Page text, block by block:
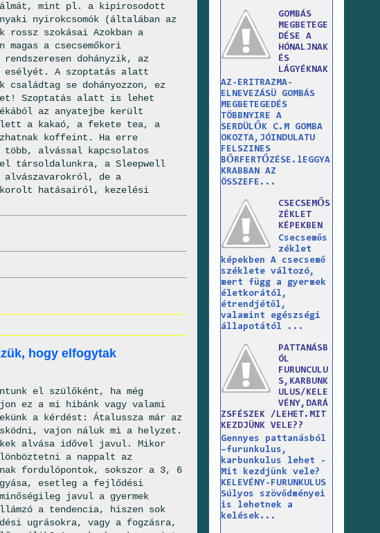
álmát, mint pl. a kipirosodott
nyirokcsomók (általában az
szokásai Azokban a
a csecsemőkori
dohányzik, az
esélyét. A szoptatás alatt
se dohányozzon, ez
Szoptatás alatt is lehet
az anyatejbe került
a kakaó, a fekete tea, a
koffeint. Ha erre
több, alvással kapcsolatos
társoldalunkra, a Sleepwell
alvászavarokról, de a
hatásairól, kezelési
hogy elfogytak
el szülőként, ha még
ez a mi hibánk vagy valami
a kérdést: Átalussza már az
vajon náluk mi a helyzet.
alvása idővel javul. Mikor
a nappalt az
fordulópontok, sokszor a 3, 6
esetleg a fejlődési
javul a gyermek
a tendencia, hiszen sok
ugrásokra, vagy a fogzásra,
GOMBÁS
MEGBETEGE
DÉSE A
HÓNALJNAK
ÉS
LÁGYÉKNAK
AZ-ERITRAZMA-
ELNEVEZÁSÜ GOMBÁS
MEGBETEGEDÉS
TÖBBNYIRE A
SERDÜLŐK C.M GOMBA
OKOZTA,JÓINDULATU
FELSZINES
BŐRFERTŐZÉSE.lEGGYA
KRABBAN AZ
ÖSSZEFE...
CSECSEMŐS
ZÉKLET
KÉPEKBEN
Csecsemős
zéklet
képekben A csecsemő
széklete változó,
mert függ a gyermek
életkorától,
étrendjétől,
valamint egészségi
állapotától ...
PATTANÁSB
ÓL
FURUNCULU
S,KARBUNK
ULUS/KELE
VÉNY,DARÁ
ZSFÉSZEK /LEHET.MIT
KEZDJÜNK VELE??
Gennyes pattanásból
–furunkulus,
karbunkulus lehet -
Mit kezdjünk vele?
KELEVÉNY-FURUNKULUS
Súlyos szövődményei
is lehetnek a
kelések...